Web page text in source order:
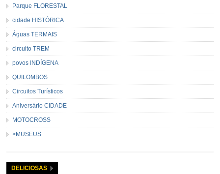
Parque FLORESTAL
cidade HISTÓRICA
Águas TERMAIS
circuito TREM
povos INDÍGENA
QUILOMBOS
Circuitos Turísticos
Aniversário CIDADE
MOTOCROSS
>MUSEUS
DELICIOSAS